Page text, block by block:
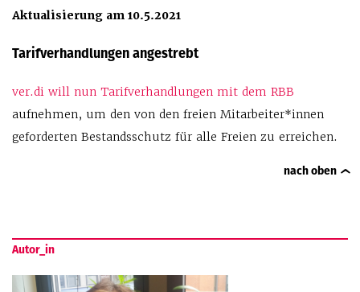
Aktualisierung am 10.5.2021
Tarifverhandlungen angestrebt
ver.di will nun Tarifverhandlungen mit dem RBB
aufnehmen, um den von den freien Mitarbeiter*innen
geforderten Bestandsschutz für alle Freien zu erreichen.
nach oben
Autor_in